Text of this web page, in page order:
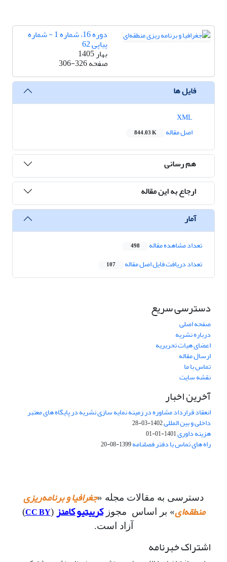
دوره 16، شماره 1 - شماره
پیاپی 62
بهار 1405
صفحه306-326
فایل ها
اصل مقاله
844.03 K
هم رسانی
ارجاع به این مقاله
آمار
تعداد مشاهده مقاله 498
تعداد دریافت فایل اصل مقاله 107
دسترسی سریع
صفحه اصلی
درباره نشریه
اعضای هیات تحریریه
ارسال مقاله
تماس با ما
نقشه سایت
آخرین اخبار
انعقاد قرارداد مشاوره در زمینه نمایه سازی نشریه در پایگاه های معتبر
داخلی و بین المللی1402-03-28
هزینه داوری1401-01-01
راه های تماس با دفتر فصلنامه1399-08-20
دسترسی به مقالات مجله «جغرافیا و برنامه‌ریزی
منطقه‌ای» بر اساس مجوزکرییتیو کامنز (
CC BY
)
آزاد است.
اشتراک خبرنامه